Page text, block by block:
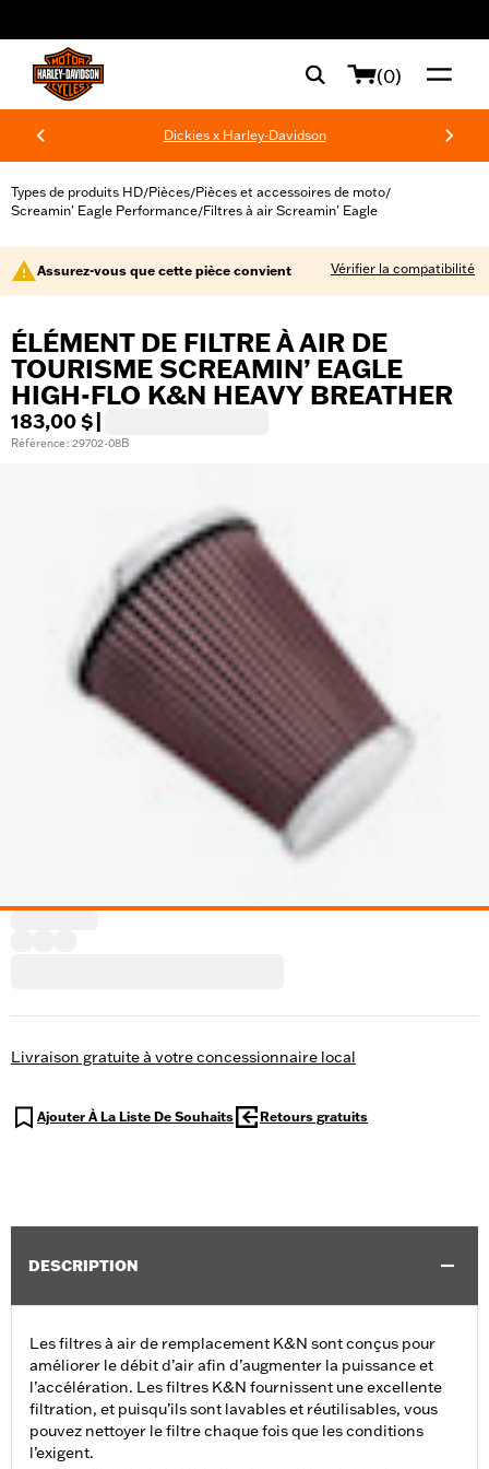
(0)
Dickies x Harley-Davidson
Types de produits HD/Pièces/Pièces et accessoires de moto/
Screamin' Eagle Performance/Filtres à air Screamin' Eagle
Assurez-vous que cette pièce convient Vérifier la compatibilité
ÉLÉMENT DE FILTRE À AIR DE
TOURISME SCREAMIN’ EAGLE
HIGH-FLO K&N HEAVY BREATHER
183,00 $
Référence : 29702-08B
Livraison gratuite à votre concessionnaire local
Ajouter À La Liste De Souhaits Retours gratuits
DESCRIPTION
Les filtres à air de remplacement K&N sont conçus pour
améliorer le débit d’air afin d’augmenter la puissance et
l’accélération. Les filtres K&N fournissent une excellente
filtration, et puisqu’ils sont lavables et réutilisables, vous
pouvez nettoyer le filtre chaque fois que les conditions
l’exigent.